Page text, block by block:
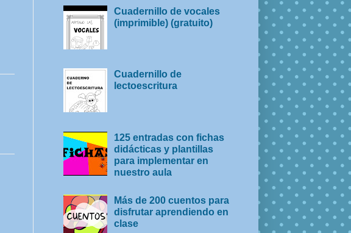
Cuadernillo de vocales
(imprimible) (gratuito)
Cuadernillo de
lectoescritura
125 entradas con fichas
didácticas y plantillas
para implementar en
nuestro aula
Más de 200 cuentos para
disfrutar aprendiendo en
clase